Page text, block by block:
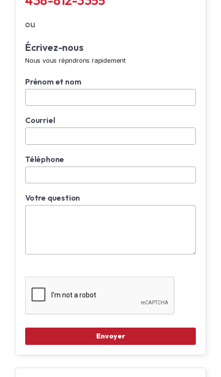
ou
Écrivez-nous
Nous vous répndrons rapidement
Prénom et nom
Courriel
Téléphone
Votre question